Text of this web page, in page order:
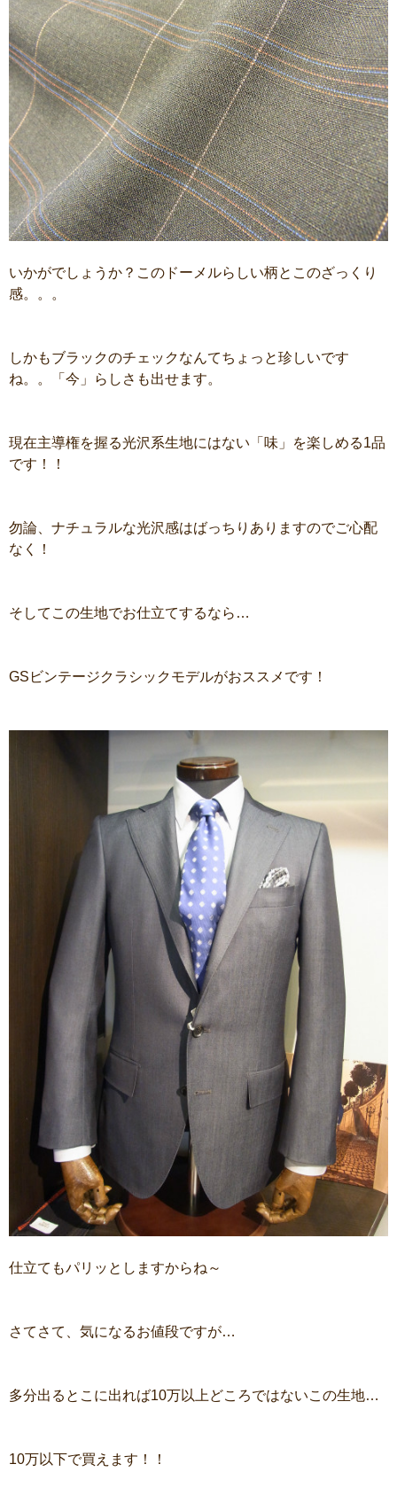
いかがでしょうか？このドーメルらしい柄とこのざっくり
感。。。
しかもブラックのチェックなんてちょっと珍しいです
ね。。「今」らしさも出せます。
現在主導権を握る光沢系生地にはない「味」を楽しめる1品
です！！
勿論、ナチュラルな光沢感はばっちりありますのでご心配
なく！
そしてこの生地でお仕立てするなら…
GSビンテージクラシックモデルがおススメです！
仕立てもパリッとしますからね～
さてさて、気になるお値段ですが…
多分出るとこに出れば10万以上どころではないこの生地…
10万以下で買えます！！